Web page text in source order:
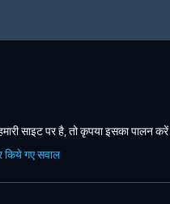
साइट पर है, तो कृपया इसका पालन करें
गए सवाल